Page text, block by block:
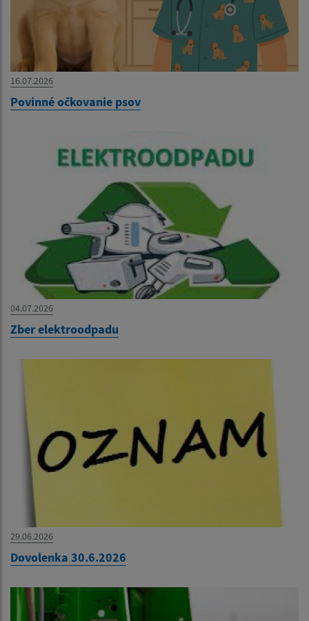
16.07.2026
Povinné očkovanie psov
04.07.2026
Zber elektroodpadu
29.06.2026
Dovolenka 30.6.2026